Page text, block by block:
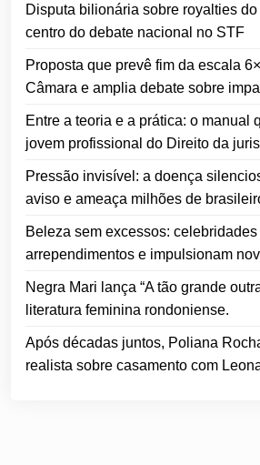
Disputa bilionária sobre royalties
centro do debate nacional no STF
Proposta que prevê fim da escala
Câmara e amplia debate sobre
Entre a teoria e a prática: o manual
jovem profissional do Direito da
Pressão invisível: a doença
aviso e ameaça milhões de
Beleza sem excessos:
arrependimentos e impulsionam
Negra Mari lança “A tão grande
literatura feminina rondoniense.
Após décadas juntos, Poliana
realista sobre casamento com